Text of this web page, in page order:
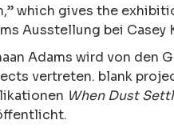
which gives the
Ausstellung bei Casey
Adams wird von den
vertreten. blank
When Dust